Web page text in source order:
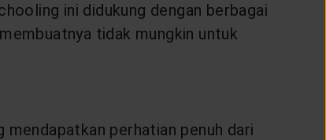
ini didukung dengan berbagai
tidak mungkin untuk
perhatian penuh dari